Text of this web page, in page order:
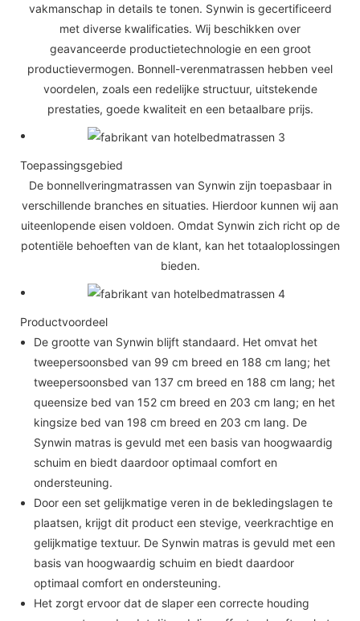
vakmanschap in details te tonen. Synwin is gecertificeerd
met diverse kwalificaties. Wij beschikken over
geavanceerde productietechnologie en een groot
productievermogen. Bonnell-verenmatrassen hebben veel
voordelen, zoals een redelijke structuur, uitstekende
prestaties, goede kwaliteit en een betaalbare prijs.
Toepassingsgebied
De bonnellveringmatrassen van Synwin zijn toepasbaar in
verschillende branches en situaties. Hierdoor kunnen wij aan
uiteenlopende eisen voldoen. Omdat Synwin zich richt op de
potentiële behoeften van de klant, kan het totaaloplossingen
bieden.
Productvoordeel
De grootte van Synwin blijft standaard. Het omvat het
tweepersoonsbed van 99 cm breed en 188 cm lang; het
tweepersoonsbed van 137 cm breed en 188 cm lang; het
queensize bed van 152 cm breed en 203 cm lang; en het
kingsize bed van 198 cm breed en 203 cm lang. De
Synwin matras is gevuld met een basis van hoogwaardig
schuim en biedt daardoor optimaal comfort en
ondersteuning.
Door een set gelijkmatige veren in de bekledingslagen te
plaatsen, krijgt dit product een stevige, veerkrachtige en
gelijkmatige textuur. De Synwin matras is gevuld met een
basis van hoogwaardig schuim en biedt daardoor
optimaal comfort en ondersteuning.
Het zorgt ervoor dat de slaper een correcte houding